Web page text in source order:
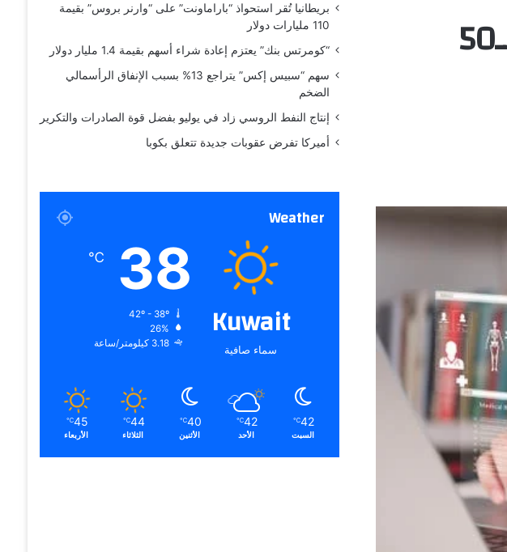
“أوبن إيه.آي” و”جيتس” تطلقان شراكة بـ50
بريطانيا تُقر استحواذ “باراماونت” على “وارنر بروس” بقيمة
110 مليارات دولار
“كومرتس بنك” يعتزم إعادة شراء أسهم بقيمة 1.4 مليار دولار
سهم “سبيس إكس” يتراجع 13% بسبب الإنفاق الرأسمالي
الضخم
إنتاج النفط الروسي زاد في يوليو بفضل قوة الصادرات والتكرير
أميركا تفرض عقوبات جديدة تتعلق بكوبا
Weather
Kuwait
سماء صافية
38
℃
26%
3.18 كيلومتر/ساعة
42
℃
السبت
42
℃
الأحد
40
℃
الأثنين
44
℃
الثلاثاء
45
℃
الأربعاء